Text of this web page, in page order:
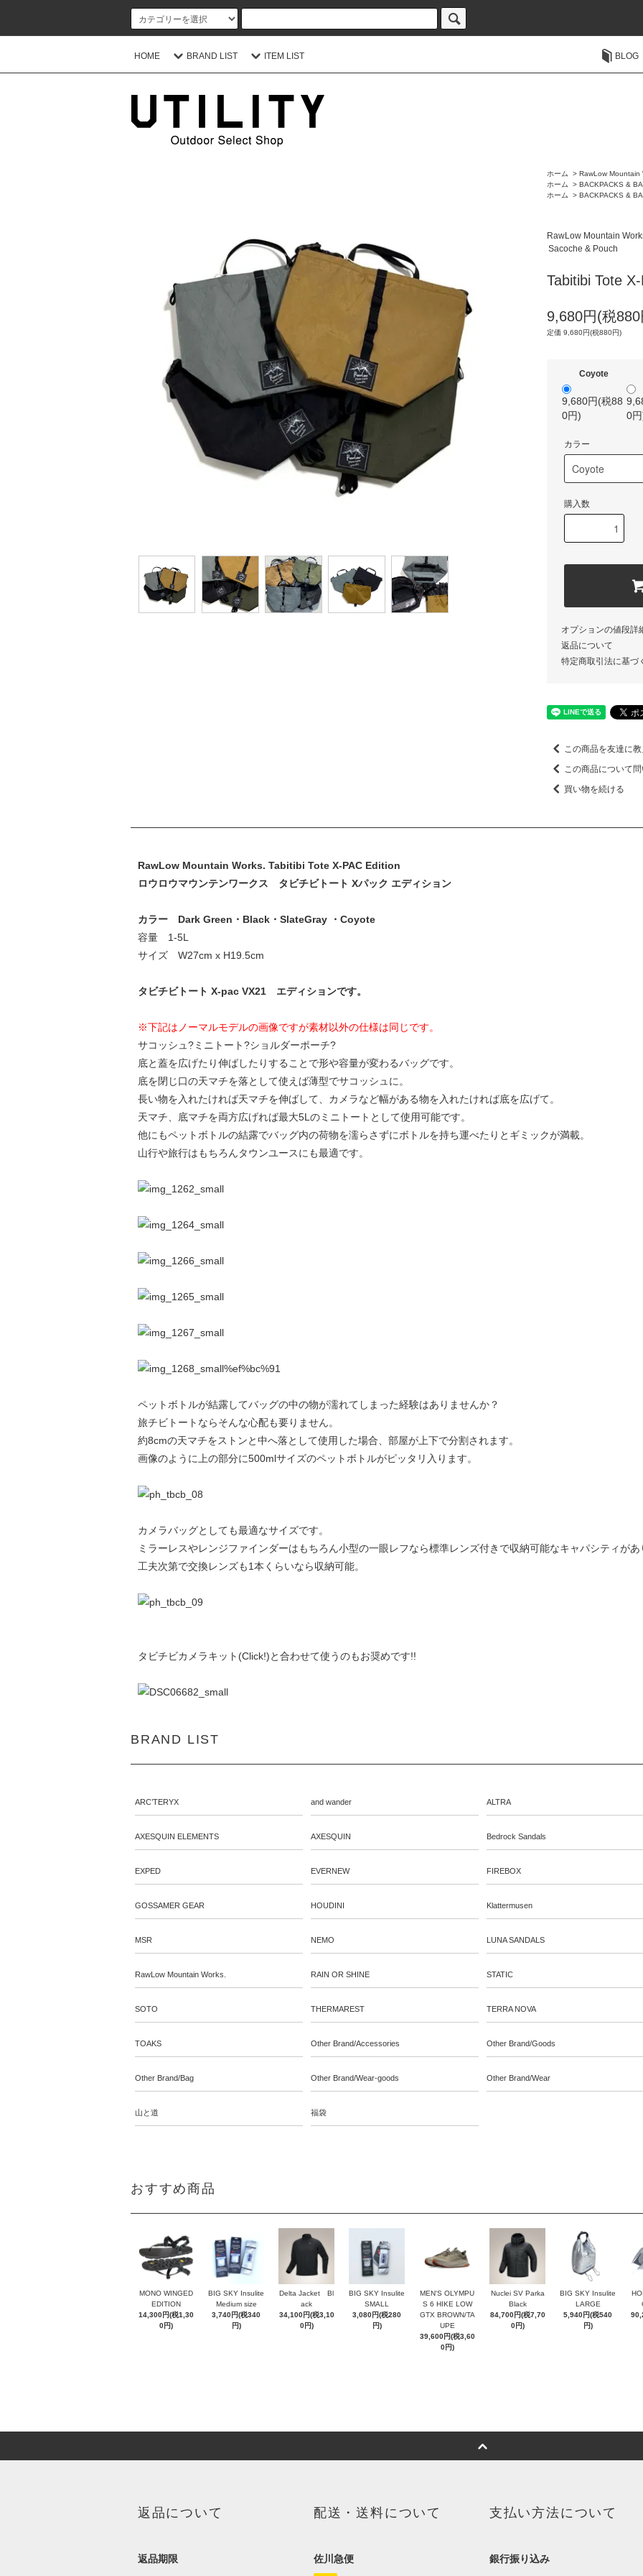
HOME BRAND LIST ITEM LIST BLOG
ホーム > RawLow Mountain
ホーム
> BACKPACKS &
ホーム
> BACKPACKS &
RawLow Mountain
Sacoche & Pouch
Tabitibi Tote
9,680円(税
定価 9,680円(税880円)
Coyote
9,680円(税88
0円)
0
カラー
購入数
オプションの値段詳
返品について
特定商取引法に基づ
この商品を友達に
この商品について
買い物を続ける
RawLow Mountain Works. Tabitibi Tote X-PAC Edition
ロウロウマウンテンワークス タビチビトート Xパック エディション
カラー Dark Green・Black・SlateGray ・Coyote
容量 1-5L
サイズ W27cm x H19.5cm
タビチビトート X-pac VX21 エディションです。
※下記はノーマルモデルの画像ですが素材以外の仕様は同じです。
サコッシュ?ミニトート?ショルダーポーチ?
底と蓋を広げたり伸ばしたりすることで形や容量が変わるバッグです。
底を閉じ口の天マチを落として使えば薄型でサコッシュに。
長い物を入れたければ天マチを伸ばして、カメラなど幅がある物を入れたければ底を広げて。
天マチ、底マチを両方広げれば最大5Lのミニトートとして使用可能です。
他にもペットボトルの結露でバッグ内の荷物を濡らさずにボトルを持ち運べたりとギミックが満載。
山行や旅行はもちろんタウンユースにも最適です。
ペットボトルが結露してバッグの中の物が濡れてしまった経験はありませんか？
旅チビトートならそんな心配も要りません。
約8cmの天マチをストンと中へ落として使用した場合、部屋が上下で分割されます。
画像のように上の部分に500mlサイズのペットボトルがピッタリ入ります。
カメラバッグとしても最適なサイズです。
ミラーレスやレンジファインダーはもちろん小型の一眼レフなら標準レンズ付きで収納可能なキャパシティがあ
工夫次第で交換レンズも1本くらいなら収納可能。
タビチビカメラキット(Click!)と合わせて使うのもお奨めです!!
BRAND LIST
ARC’TERYX and wander ALTRA
AXESQUIN ELEMENTS AXESQUIN Bedrock Sandals
EXPED EVERNEW FIREBOX
GOSSAMER GEAR HOUDINI Klattermusen
MSR NEMO LUNA SANDALS
RawLow Mountain Works. RAIN OR SHINE STATIC
SOTO THERMAREST TERRA NOVA
TOAKS Other Brand/Accessories Other Brand/Goods
Other Brand/Bag Other Brand/Wear-goods Other Brand/Wear
山と道 福袋
おすすめ商品
MONO WINGED
EDITION
14,300円(税1,30
0円)
BIG SKY Insulite
Medium size
3,740円(税340
円)
Delta Jacket Bl
ack
34,100円(税3,10
0円)
BIG SKY Insulite
SMALL
3,080円(税280
円)
MEN'S OLYMPU
S 6 HIKE LOW
GTX BROWN/TA
UPE
39,600円(税3,60
0円)
Nuclei SV Parka
Black
84,700円(税7,70
0円)
BIG SKY Insulite
LARGE
5,940円(税540
円)
返品について
返品期限
配送・送料について
佐川急便
支払い方法について
銀行振り込み